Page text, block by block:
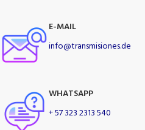
E-MAIL
info@transmisiones.de
WHATSAPP
+ 57 323 2313 540